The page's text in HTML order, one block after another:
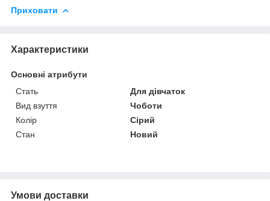
Приховати
Характеристики
Основні атрибути
Стать
Для дівчаток
Вид взуття
Чоботи
Колір
Сірий
Стан
Новий
Умови доставки